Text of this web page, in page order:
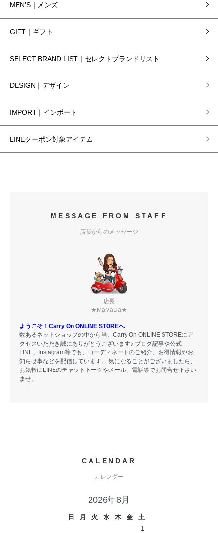
MEN’S｜メンズ
GIFT｜ギフト
SELECT BRAND LIST｜セレクトブランドリスト
DESIGN｜デザイン
IMPORT｜インポート
LINEクーポン対象アイテム
MESSAGE FROM STAFF
店長からのメッセージ
店長
★MaMaDa★
ようこそ！Carry On ONLINE STOREへ
数あるネットショップの中から当、Carry On ONLINE STOREにア
クセスいただき誠にありがとうございます♪ ブログ記事や公式
LINE、Instagram等でも、コーディネートのご紹介、お得情報やお
知らせ事などを配信しています。 気になることがございましたら、
お気軽にLINEのチャットトークやメール、電話等でお問合せ下さい
ませ。
CALENDAR
カレンダー
2026年8月
日 月 火 水 木 金
土
1